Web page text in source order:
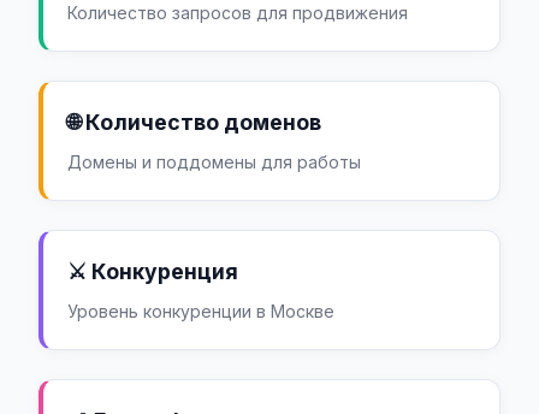
Количество запросов для продвижения
🌐 Количество доменов
Домены и поддомены для работы
⚔️ Конкуренция
Уровень конкуренции в Москве